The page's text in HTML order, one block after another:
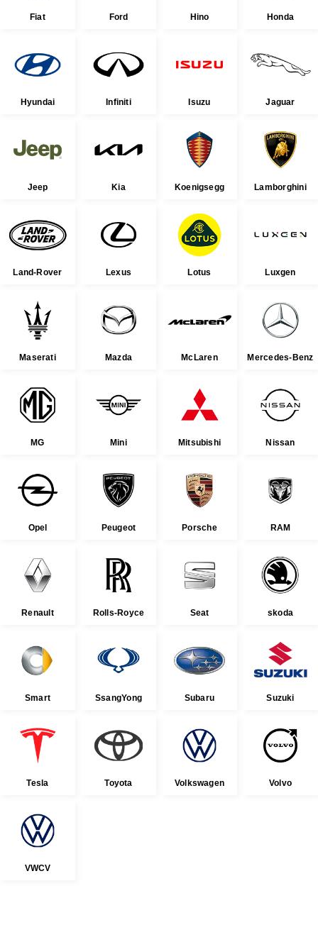
Fiat Ford Hino Honda
Hyundai Infiniti Isuzu Jaguar
Jeep Kia Koenigsegg Lamborghini
Land-Rover Lexus Lotus Luxgen
Maserati Mazda McLaren Mercedes-Benz
MG Mini Mitsubishi Nissan
Opel Peugeot Porsche RAM
Renault Rolls-Royce Seat skoda
Smart SsangYong Subaru Suzuki
Tesla Toyota Volkswagen Volvo
VWCV